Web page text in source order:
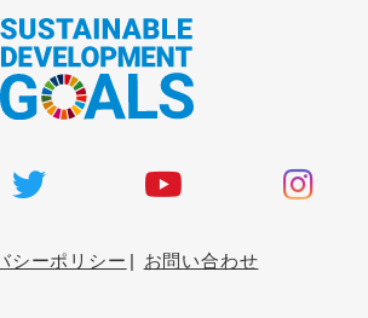
シーポリシー お問い合わせ